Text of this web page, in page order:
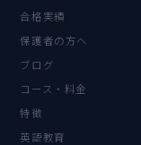
合格実績
保護者の方へ
ブログ
コース・料金
特徴
英語教育